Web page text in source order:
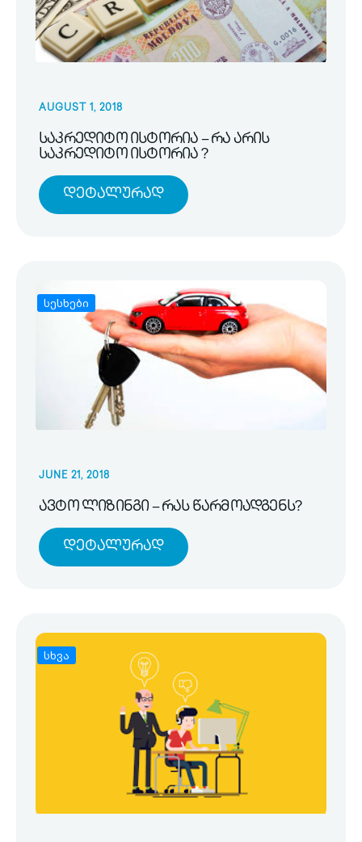
AUGUST 1, 2018
საკრედიტო ისტორია – რა არის
საკრედიტო ისტორია ?
Დეტალურად
სესხები
JUNE 21, 2018
ავტო ლიზინგი – რას წარმოადგენს?
Დეტალურად
სხვა